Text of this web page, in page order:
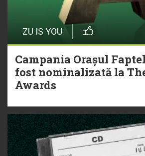
ZU IS YOU
Campania Orașul
fost nominalizată la
Awards